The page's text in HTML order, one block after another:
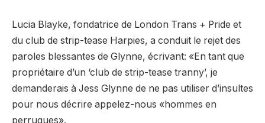
Lucia Blayke, fondatrice de London Trans + Pride et
du club de strip-tease Harpies, a conduit le rejet des
paroles blessantes de Glynne, écrivant: «En tant que
propriétaire d’un ‘club de strip-tease tranny’, je
demanderais à Jess Glynne de ne pas utiliser d’insultes
pour nous décrire appelez-nous «hommes en
perruques».